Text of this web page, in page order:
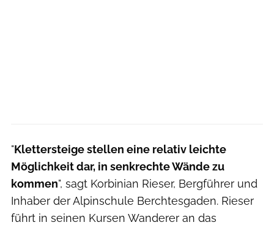
"Klettersteige stellen eine relativ leichte
Möglichkeit dar, in senkrechte Wände zu
kommen", sagt Korbinian Rieser, Bergführer und
Inhaber der Alpinschule Berchtesgaden. Rieser
führt in seinen Kursen Wanderer an das